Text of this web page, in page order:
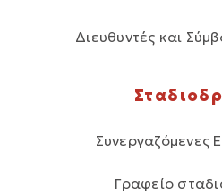
Διευθυντές και
Συνεργαζόμενες
Γραφείο